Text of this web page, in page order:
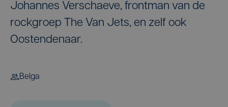
Johannes Verschaeve, frontman van de
rockgroep The Van Jets, en zelf ook
Oostendenaar.
Belga